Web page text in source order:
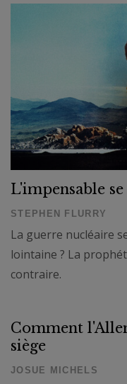
L'impensable
STEPHEN FLURRY
La guerre nucléaire
lointaine ? La
contraire.
Comment
siège
JOSUE MICHELS